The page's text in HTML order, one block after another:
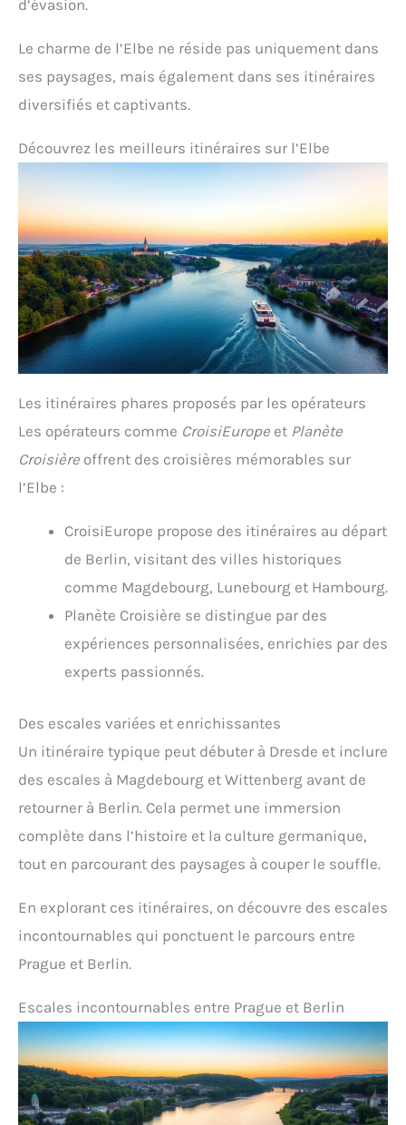
d’évasion.
Le charme de l’Elbe ne réside pas uniquement dans
ses paysages, mais également dans ses itinéraires
diversifiés et captivants.
Découvrez les meilleurs itinéraires sur l’Elbe
Les itinéraires phares proposés par les opérateurs
Les opérateurs comme CroisiEurope et Planète
Croisière offrent des croisières mémorables sur
l’Elbe :
CroisiEurope propose des itinéraires au départ
de Berlin, visitant des villes historiques
comme Magdebourg, Lunebourg et Hambourg.
Planète Croisière se distingue par des
expériences personnalisées, enrichies par des
experts passionnés.
Des escales variées et enrichissantes
Un itinéraire typique peut débuter à Dresde et inclure
des escales à Magdebourg et Wittenberg avant de
retourner à Berlin. Cela permet une immersion
complète dans l’histoire et la culture germanique,
tout en parcourant des paysages à couper le souffle.
En explorant ces itinéraires, on découvre des escales
incontournables qui ponctuent le parcours entre
Prague et Berlin.
Escales incontournables entre Prague et Berlin